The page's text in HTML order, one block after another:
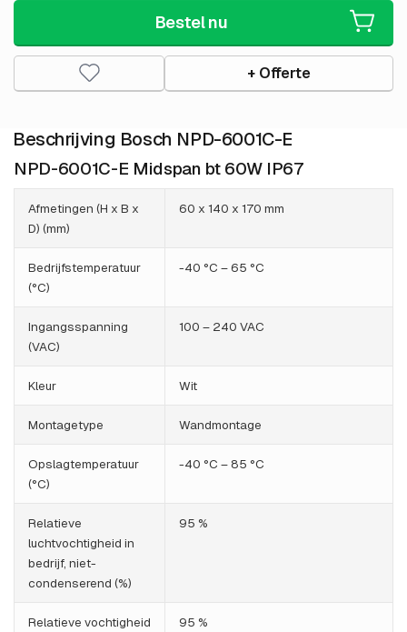
Bestel nu
+ Offerte
Beschrijving Bosch NPD-6001C-E
NPD-6001C-E Midspan bt 60W IP67
Afmetingen (H x B x
D) (mm)
60 x 140 x 170 mm
Bedrijfstemperatuur
(°C)
-40 °C – 65 °C
Ingangsspanning
(VAC)
100 – 240 VAC
Kleur Wit
Montagetype Wandmontage
Opslagtemperatuur
(°C)
-40 °C – 85 °C
Relatieve
luchtvochtigheid in
bedrijf, niet-
condenserend (%)
95 %
Relatieve vochtigheid
95 %